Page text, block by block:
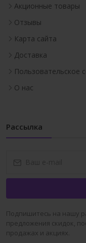
Акционные товары
Отзывы
Карта сайта
Доставка
Пользовательское
О нас
Рассылка
Подпишитесь на нашу
предложения скидок,
продажах и акциях.